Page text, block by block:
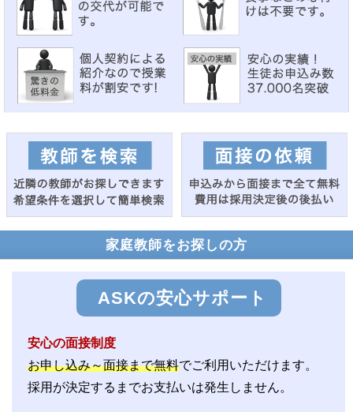
家庭教師をお探しの方
ASKの安心サポート
安心の面接制度
お申し込み～面接まで無料でご利用いただけます。
採用が決定するまでお支払いは発生しません。